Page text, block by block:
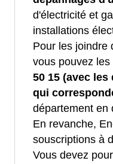
d'électricité et
installations
Pour les joindre
vous pouvez les
50 15 (avec
qui
département en
En revanche,
souscriptions à
Vous devez